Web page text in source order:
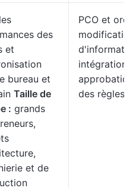
des
et
bureau et
Taille de
: grands
et de
PCO et
intégrations
des règles